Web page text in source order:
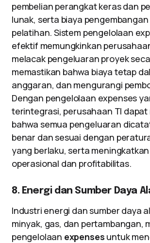
pembelian perangkat keras dan
lunak, serta biaya
pelatihan. Sistem pengelolaan
efektif memungkinkan
melacak pengeluaran proyek
memastikan bahwa biaya tetap
anggaran, dan mengurangi
Dengan pengelolaan expenses
terintegrasi, perusahaan TI dapat
bahwa semua pengeluaran
benar dan sesuai dengan
yang berlaku, serta
operasional dan profitabilitas.
8. Energi dan Sumber Daya
Industri energi dan sumber daya
minyak, gas, dan pertambangan,
pengelolaan expenses untuk